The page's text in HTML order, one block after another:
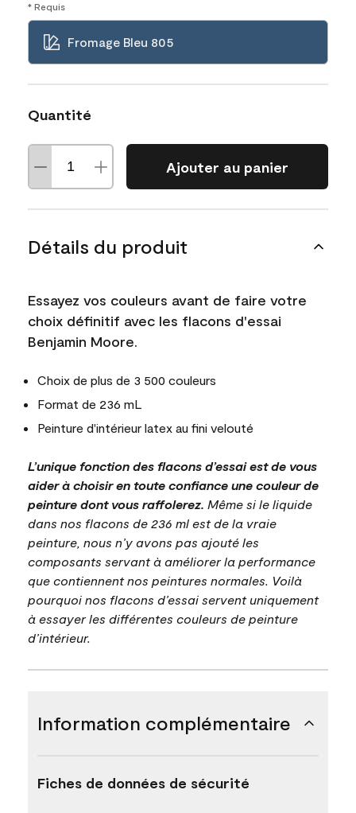
* Requis
Fromage Bleu 805
Quantité
Ajouter au panier
Détails du produit
Essayez vos couleurs avant de faire votre
choix définitif avec les flacons d'essai
Benjamin Moore.
Choix de plus de 3 500 couleurs
Format de 236 mL
Peinture d'intérieur latex au fini velouté
L’unique fonction des flacons d’essai est de vous
aider à choisir en toute confiance une couleur de
peinture dont vous raffolerez. Même si le liquide
dans nos flacons de 236 ml est de la vraie
peinture, nous n’y avons pas ajouté les
composants servant à améliorer la performance
que contiennent nos peintures normales. Voilà
pourquoi nos flacons d’essai servent uniquement
à essayer les différentes couleurs de peinture
d’intérieur.
Information complémentaire
Fiches de données de sécurité